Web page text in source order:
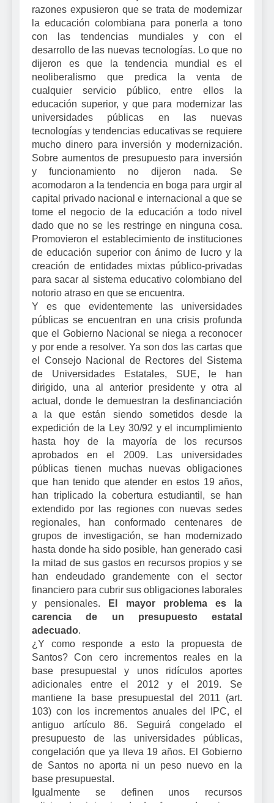
razones expusieron que se trata de modernizar
la educación colombiana para ponerla a tono
con las tendencias mundiales y con el
desarrollo de las nuevas tecnologías. Lo que no
dijeron es que la tendencia mundial es el
neoliberalismo que predica la venta de
cualquier servicio público, entre ellos la
educación superior, y que para modernizar las
universidades públicas en las nuevas
tecnologías y tendencias educativas se requiere
mucho dinero para inversión y modernización.
Sobre aumentos de presupuesto para inversión
y funcionamiento no dijeron nada. Se
acomodaron a la tendencia en boga para urgir al
capital privado nacional e internacional a que se
tome el negocio de la educación a todo nivel
dado que no se les restringe en ninguna cosa.
Promovieron el establecimiento de instituciones
de educación superior con ánimo de lucro y la
creación de entidades mixtas público-privadas
para sacar al sistema educativo colombiano del
notorio atraso en que se encuentra.
Y es que evidentemente las universidades
públicas se encuentran en una crisis profunda
que el Gobierno Nacional se niega a reconocer
y por ende a resolver. Ya son dos las cartas que
el Consejo Nacional de Rectores del Sistema
de Universidades Estatales, SUE, le han
dirigido, una al anterior presidente y otra al
actual, donde le demuestran la desfinanciación
a la que están siendo sometidos desde la
expedición de la Ley 30/92 y el incumplimiento
hasta hoy de la mayoría de los recursos
aprobados en el 2009. Las universidades
públicas tienen muchas nuevas obligaciones
que han tenido que atender en estos 19 años,
han triplicado la cobertura estudiantil, se han
extendido por las regiones con nuevas sedes
regionales, han conformado centenares de
grupos de investigación, se han modernizado
hasta donde ha sido posible, han generado casi
la mitad de sus gastos en recursos propios y se
han endeudado grandemente con el sector
financiero para cubrir sus obligaciones laborales
y pensionales.
El mayor problema es la
carencia de un presupuesto estatal
adecuado.
¿ Y como responde a esto la propuesta de
Santos? Con cero incrementos reales en la
base presupuestal y unos ridículos aportes
adicionales entre el 2012 y el 2019. Se
mantiene la base presupuestal del 2011 (art.
103) con los incrementos anuales del IPC, el
antiguo artículo 86. Seguirá congelado el
presupuesto de las universidades públicas,
congelación que ya lleva 19 años. El Gobierno
de Santos no aporta ni un peso nuevo en la
base presupuestal.
Igualmente se definen unos recursos